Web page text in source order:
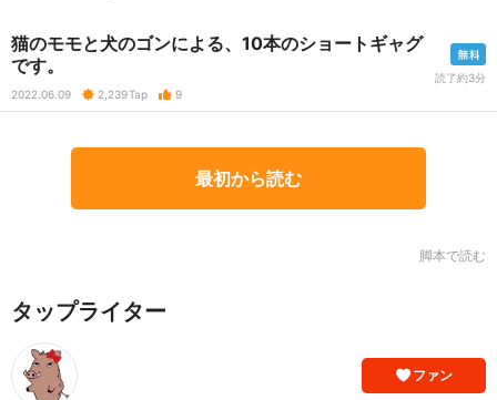
猫のモモと犬のゴンによる、10本のショートギャグ
です。
2022.06.09 2,239Tap 9
読了約3分
最初から読む
脚本で読む
タップライター
ファン